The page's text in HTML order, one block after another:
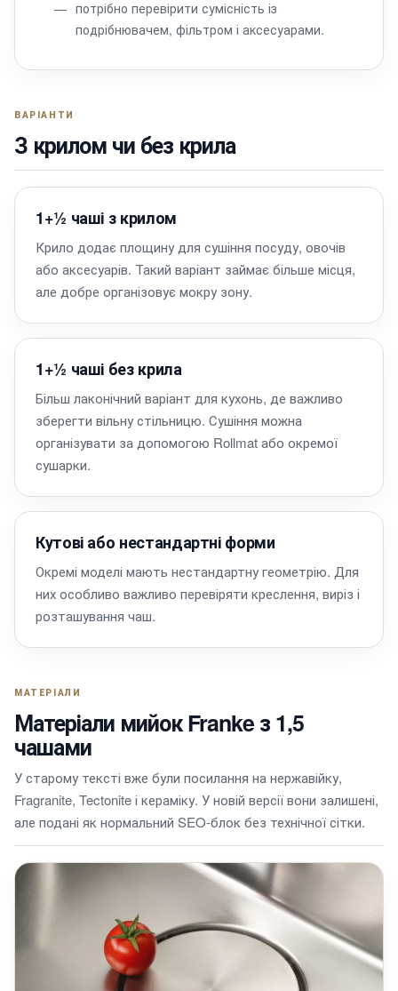
потрібно перевірити сумісність із
подрібнювачем, фільтром і аксесуарами.
ВАРІАНТИ
З крилом чи без крила
1+½ чаші з крилом
Крило додає площину для сушіння посуду, овочів
або аксесуарів. Такий варіант займає більше місця,
але добре організовує мокру зону.
1+½ чаші без крила
Більш лаконічний варіант для кухонь, де важливо
зберегти вільну стільницю. Сушіння можна
організувати за допомогою Rollmat або окремої
сушарки.
Кутові або нестандартні форми
Окремі моделі мають нестандартну геометрію. Для
них особливо важливо перевіряти креслення, виріз і
розташування чаш.
МАТЕРІАЛИ
Матеріали мийок Franke з 1,5
чашами
У старому тексті вже були посилання на нержавійку,
Fragranite, Tectonite і кераміку. У новій версії вони залишені,
але подані як нормальний SEO-блок без технічної сітки.